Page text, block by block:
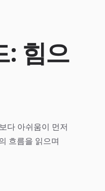
: 힘으
다 아쉬움이 먼저
흐름을 읽으며